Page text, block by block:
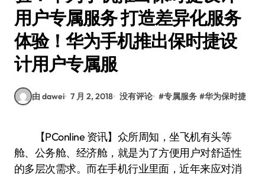
用户专属服务 打造差异化服务
体验！华为手机推出保时捷设
计用户专属服
由 dawei 7 月 2, 2018 没有评论 #专属服务 #华为保时捷
【PConline 资讯】众所周知，坐飞机有头等
舱、公务舱、经济舱，就是为了方便用户对舒适性
的多层次需求。而在手机行业里面，近年来应对消